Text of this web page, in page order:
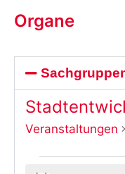
Organe
Veranstaltungen